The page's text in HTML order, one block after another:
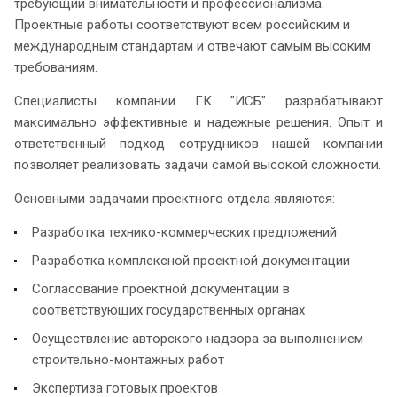
требующий внимательности и профессионализма.
Проектные работы соответствуют всем российским и
международным стандартам и отвечают самым высоким
требованиям.
Специалисты компании ГК "ИСБ" разрабатывают
максимально эффективные и надежные решения. Опыт и
ответственный подход сотрудников нашей компании
позволяет реализовать задачи самой высокой сложности.
Основными задачами проектного отдела являются:
Разработка технико-коммерческих предложений
Разработка комплексной проектной документации
Согласование проектной документации в
соответствующих государственных органах
Осуществление авторского надзора за выполнением
строительно-монтажных работ
Экспертиза готовых проектов